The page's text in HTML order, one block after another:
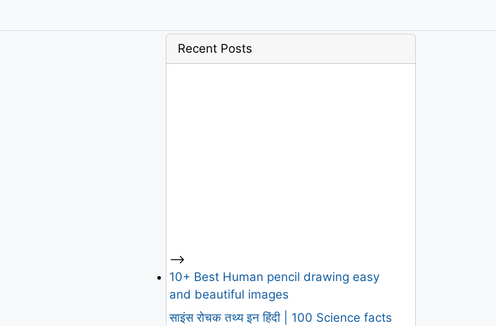
Recent Posts
-->
10+ Best Human pencil drawing easy
and beautiful images
साइंस रोचक तथ्य इन हिंदी | 100 Science facts